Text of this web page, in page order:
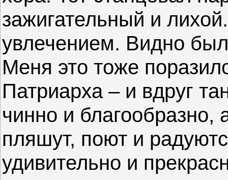
зажигательный и
увлечением. Видно
Меня это тоже
Патриарха – и вдруг
чинно и благообразно,
пляшут, поют и
удивительно и